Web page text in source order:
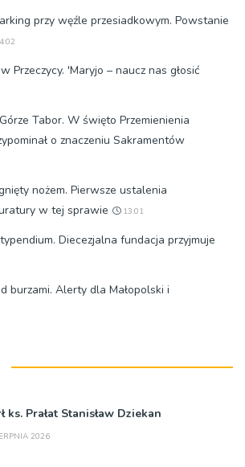
przy węźle przesiadkowym. Powstanie
Przeczycy. 'Maryjo – naucz nas głosić
Tabor. W święto Przemienienia
o znaczeniu Sakramentów
nożem. Pierwsze ustalenia
w tej sprawie
13:01
Diecezjalna fundacja przyjmuje
burzami. Alerty dla Małopolski i
ks. Prałat Stanisław Dziekan
2026